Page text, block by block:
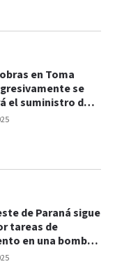
en Toma
se
el suministro de
de Paraná sigue
tareas de
en una bomba